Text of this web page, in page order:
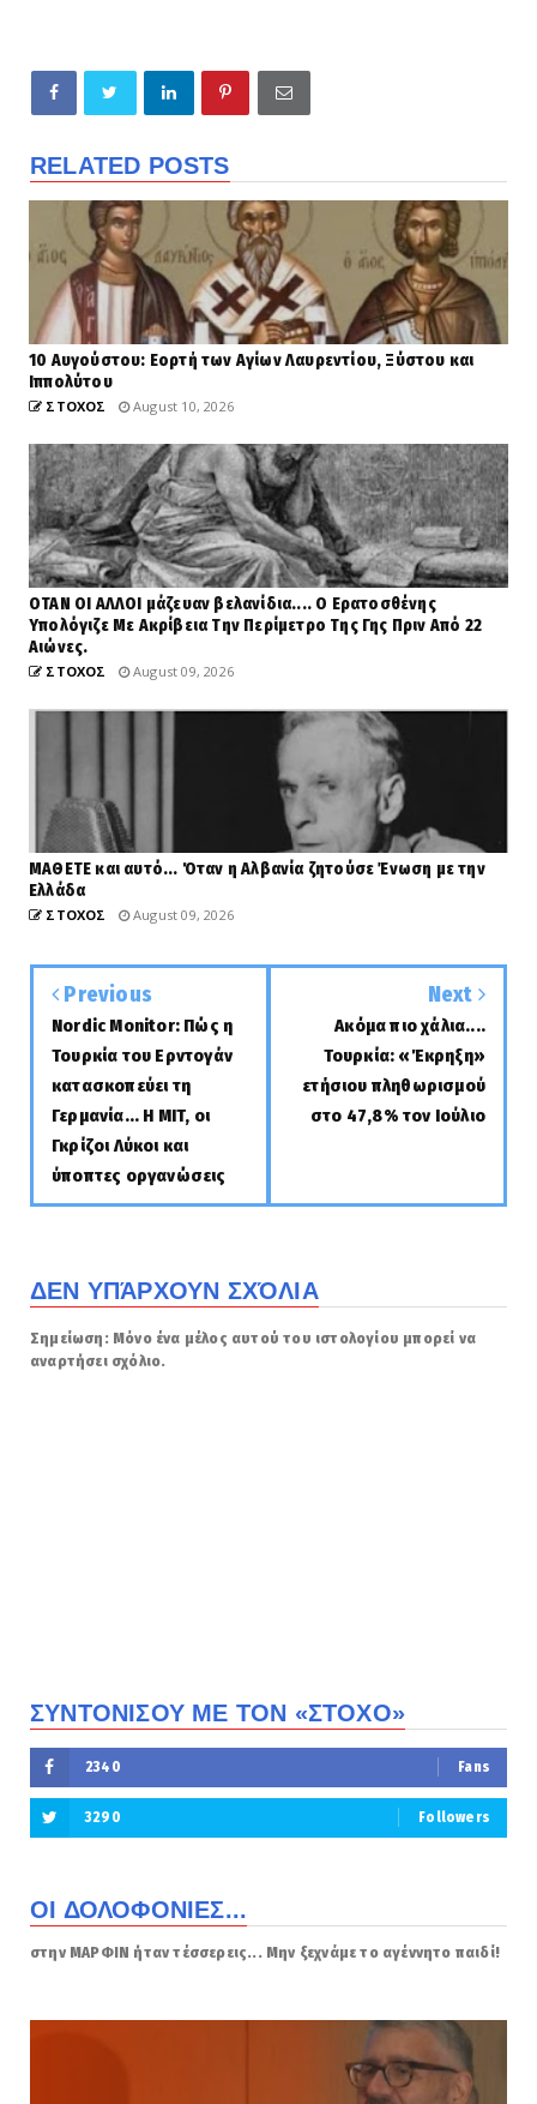
RELATED POSTS
10 Αυγούστου: Εορτή των Αγίων Λαυρεντίου, Ξύστου και
Ιππολύτου
ΣΤΟΧΟΣ August 10, 2026
ΟΤΑΝ ΟΙ ΑΛΛΟΙ μάζευαν βελανίδια.... Ο Ερατοσθένης
Υπολόγιζε Με Ακρίβεια Την Περίμετρο Της Γης Πριν Από 22
Αιώνες.
ΣΤΟΧΟΣ August 09, 2026
ΜΑΘΕΤΕ και αυτό... Όταν η Αλβανία ζητούσε Ένωση με την
Ελλάδα
ΣΤΟΧΟΣ August 09, 2026
Previous
Nordic Monitor: Πώς η
Τουρκία του Ερντογάν
κατασκοπεύει τη
Γερμανία... Η MIT, οι
Γκρίζοι Λύκοι και
ύποπτες οργανώσεις
Next
Ακόμα πιο χάλια....
Τουρκία: «Έκρηξη»
ετήσιου πληθωρισμού
στο 47,8% τον Ιούλιο
ΔΕΝ ΥΠΆΡΧΟΥΝ ΣΧΌΛΙΑ
Σημείωση: Μόνο ένα μέλος αυτού του ιστολογίου μπορεί να
αναρτήσει σχόλιο.
ΣΥΝΤΟΝΙΣΟΥ ΜΕ ΤΟΝ «ΣΤΟΧΟ»
2340 Fans
3290 Followers
ΟΙ ΔΟΛΟΦΟΝΙΕΣ...
στην ΜΑΡΦΙΝ ήταν τέσσερεις... Μην ξεχνάμε το αγέννητο παιδί!